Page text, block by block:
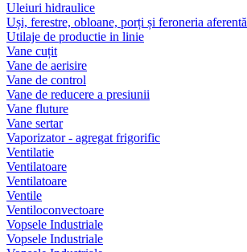
Uleiuri hidraulice
Uși, ferestre, obloane, porți și feroneria aferentă
Utilaje de productie in linie
Vane cuțit
Vane de aerisire
Vane de control
Vane de reducere a presiunii
Vane fluture
Vane sertar
Vaporizator - agregat frigorific
Ventilatie
Ventilatoare
Ventilatoare
Ventile
Ventiloconvectoare
Vopsele Industriale
Vopsele Industriale